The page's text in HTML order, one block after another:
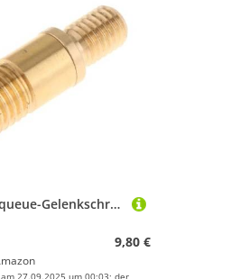
getuse Poolqueue-Gelenkschraube, Hardware, Messing, Billardqueue-Schraube, Billardqueue-Zubehör, Poolqueue-Verbindungsschraube, 13 mm x 40 mm, 13 mm x 27 mm
9,80 €
27.09.2025 um 00:03; der